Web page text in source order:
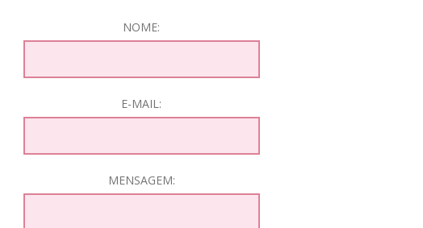
NOME:
E-MAIL:
MENSAGEM: